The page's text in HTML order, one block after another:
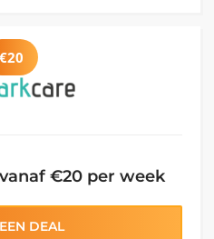
€20
€20 per week
DEAL